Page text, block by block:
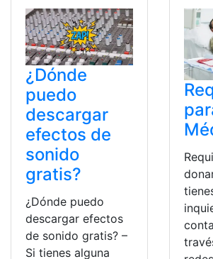
¿Dónde
puedo
descargar
efectos de
sonido
gratis?
¿Dónde puedo
descargar efectos
de sonido gratis? –
Si tienes alguna